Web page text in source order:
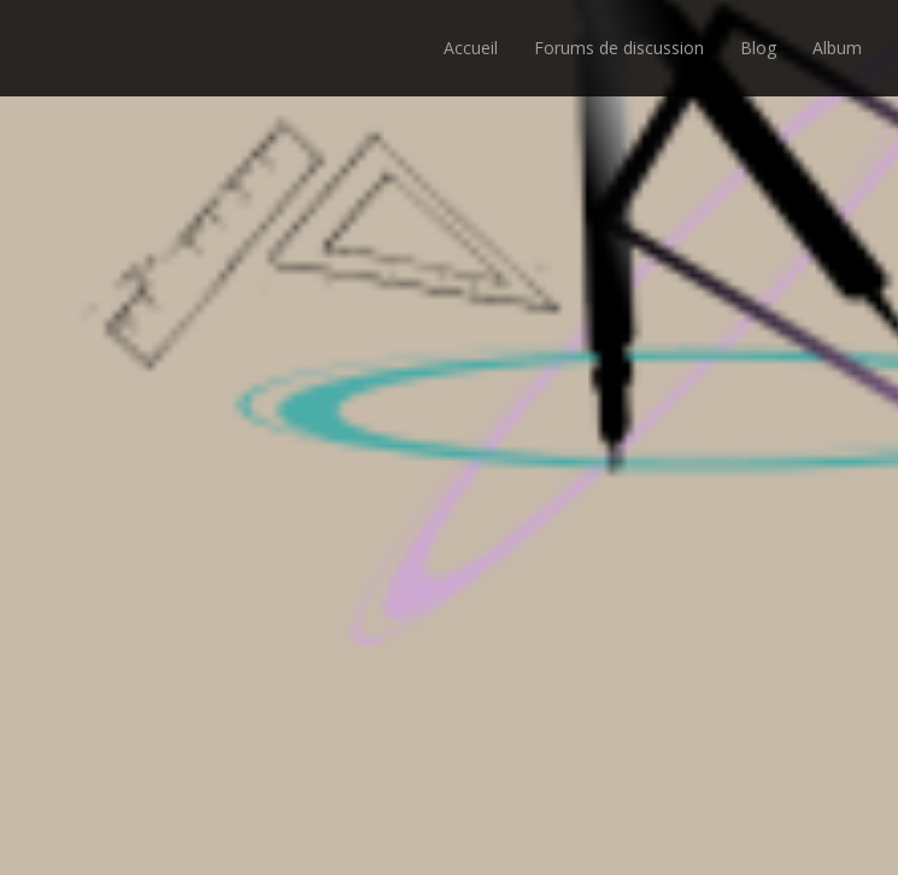
Accueil Forums de discussion Blog Album